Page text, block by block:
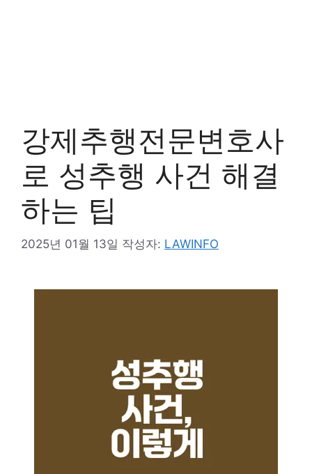
강제추행전문변호사
로 성추행 사건 해결
하는 팁
2025년 01월 13일 작성자: LAWINFO